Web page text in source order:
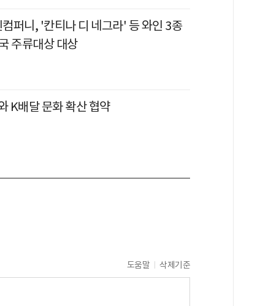
퍼니, '칸티나 디 네그라' 등 와인 3종
주류대상 대상
K배달 문화 확산 협약
도움말 삭제기준